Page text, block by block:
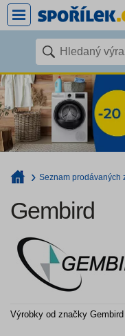
Seznam prodávaných
Gembird
Výrobky od značky